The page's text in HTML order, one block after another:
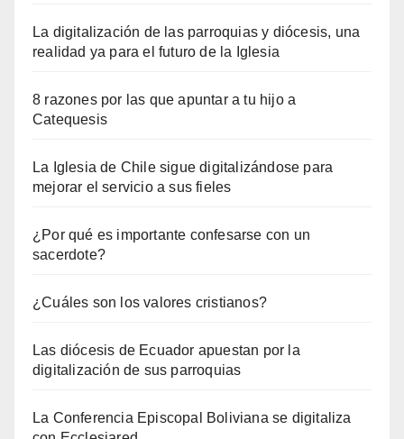
La digitalización de las parroquias y diócesis, una
realidad ya para el futuro de la Iglesia
8 razones por las que apuntar a tu hijo a
Catequesis
La Iglesia de Chile sigue digitalizándose para
mejorar el servicio a sus fieles
¿Por qué es importante confesarse con un
sacerdote?
¿Cuáles son los valores cristianos?
Las diócesis de Ecuador apuestan por la
digitalización de sus parroquias
La Conferencia Episcopal Boliviana se digitaliza